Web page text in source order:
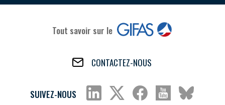
Tout savoir sur le
CONTACTEZ-NOUS
SUIVEZ-NOUS